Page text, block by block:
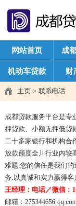
网站首页 成
机动车贷款 财
主页 > 联系电话
成都贷款服务平台是专
押贷款、小额无押低贷
二十多家银行和机构合
放款额度全川行业内较
难题.您的信任是我们
务,以真诚和实力赢得
王经理：电话／微信：
邮箱：275344656